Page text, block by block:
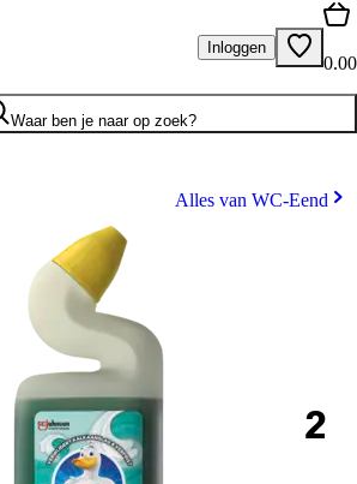
Inloggen
0.00
Waar ben je naar op zoek?
Alles van WC-Eend
2